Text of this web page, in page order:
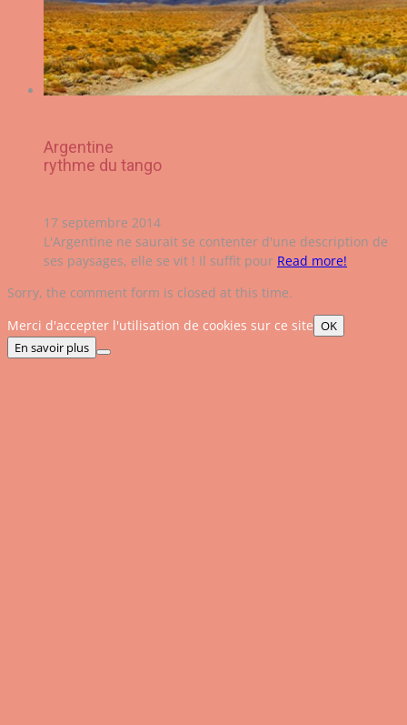
Argentine
rythme du tango
17 septembre 2014
L'Argentine ne saurait se contenter d'une description de
ses paysages, elle se vit ! Il suffit pour Read more!
Sorry, the comment form is closed at this time.
Merci d'accepter l'utilisation de cookies sur ce site OK
En savoir plus